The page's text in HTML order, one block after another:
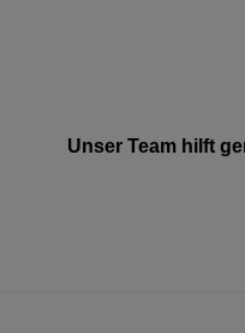
Unser Team hilft